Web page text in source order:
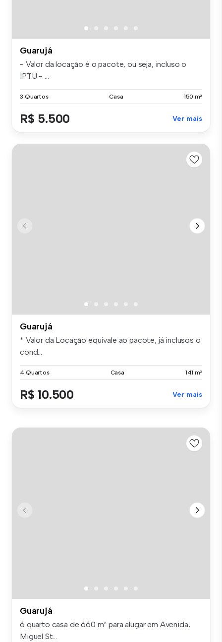
Guarujá
- Valor da locação é o pacote, ou seja, incluso o
IPTU - ...
3 Quartos Casa 150 m²
R$ 5.500 Ver mais
Guarujá
* Valor da Locação equivale ao pacote, já inclusos o
cond...
4 Quartos Casa 141 m²
R$ 10.500 Ver mais
Guarujá
6 quarto casa de 660 m² para alugar em Avenida,
Miguel St...